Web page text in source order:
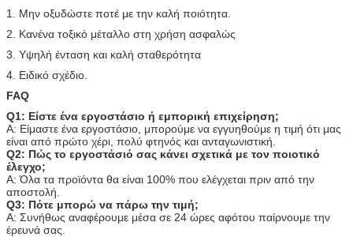
1. Μην οξυδώστε ποτέ με την καλή ποιότητα.
2. Κανένα τοξικό μέταλλο στη χρήση ασφαλώς
3. Υψηλή ένταση και καλή σταθερότητα
4. Ειδικό σχέδιο.
FAQ
Q1: Είστε ένα εργοστάσιο ή εμπορική επιχείρηση;
Α: Είμαστε ένα εργοστάσιο, μπορούμε να εγγυηθούμε η τιμή ότι μας
είναι από πρώτο χέρι, πολύ φτηνός και ανταγωνιστική.
Q2: Πώς το εργοστάσιό σας κάνει σχετικά με τον ποιοτικό
έλεγχο;
Α: Όλα τα προϊόντα θα είναι 100% που ελέγχεται πριν από την
αποστολή.
Q3: Πότε μπορώ να πάρω την τιμή;
Α: Συνήθως αναφέρουμε μέσα σε 24 ώρες αφότου παίρνουμε την
έρευνά σας.